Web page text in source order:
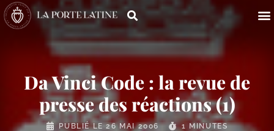
Da Vinci Code : la revue de
presse des réactions (1)
PUBLIÉ LE26 MAI 2006 1 MINUTES